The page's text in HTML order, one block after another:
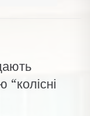
“колісні